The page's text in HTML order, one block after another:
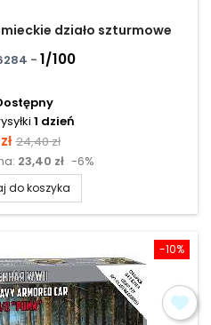
działo szturmowe
- 1/100
1 dzień
Cena
podstawowa
24,40 zł
23,40 zł -6%
do koszyka
-10%